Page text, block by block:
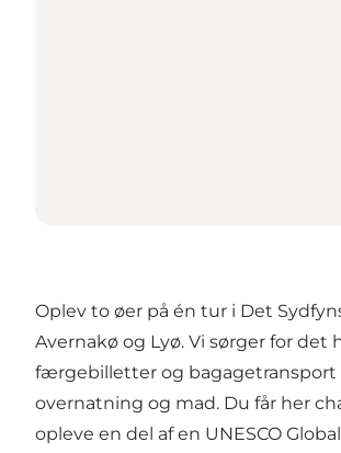
Oplev to øer på én tur i Det
Avernakø og Lyø. Vi sørger for det
færgebilletter og bagagetransport
overnatning og mad. Du får her
opleve en del af en UNESCO